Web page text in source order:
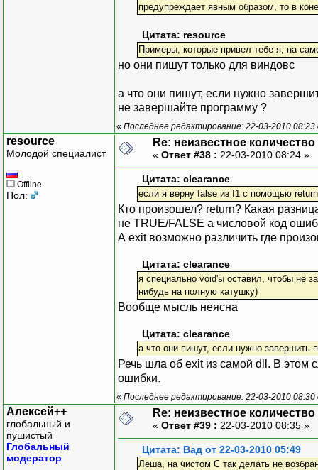
предупреждает явным образом, то в
Цитата: resource
Примеры, которые привел тебе я, на
но они пишут только для виндовс
а что они пишут, если нужно
не завершайте программу ?
« Последнее редактирование: 22-03-2010
resource
Молодой специалист
Offline
Пол:
Re: неизвестное
« Ответ #38 : 22-03-2010 08:24 »
Цитата: clearance
если я верну false из f1 с помощью
Кто произошел? return? Какая
не TRUE/FALSE а числовой код
А exit возможно различить где
Цитата: clearance
я специально void'ы оставил, чтобы не
нибудь на полную катушку)
Вообще мысль неясна
Цитата: clearance
а что они пишут, если нужно завершить
Речь шла об exit из самой dll. В этом
ошибки.
« Последнее редактирование: 22-03-2010
Алексей++
глобальный и
пушистый
Глобальный
модератор
Re: неизвестное
« Ответ #39 : 22-03-2010 08:35 »
Цитата: Вад от 22-03-2010 05:49
Лёша, на чистом C так делать не